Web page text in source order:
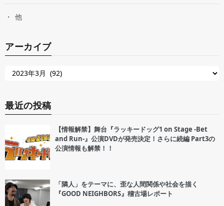
他
アーカイブ
最近の投稿
【情報解禁】舞台『ラッキードッグ1 on Stage -Bet
and Run-』公演DVDが発売決定！さらに続編 Part3の
公演情報も解禁！！
「隣人」をテーマに、歪な人間関係や社会を描く
『GOOD NEIGHBORS』稽古場レポート